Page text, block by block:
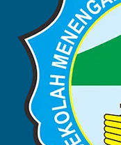
BERITA
Home Blog